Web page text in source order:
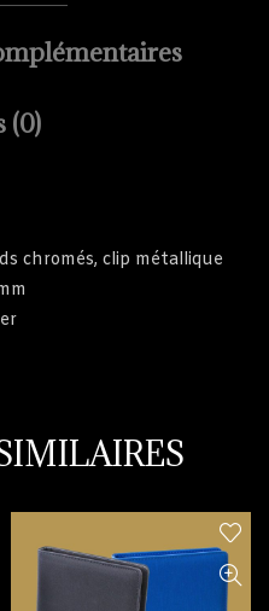
(0)
chromés, clip métallique